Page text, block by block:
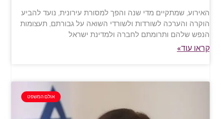
האירוע, שמתקיים מדי שנה והפך למסורת עירונית, נועד להביע
הוקרה והערכה לשורדות ולשורדי השואה על גבורתם, תעצומות
הנפש שלהם ותרומתם לחברה ולמדינת ישראל
קראו עוד»
אולם המשפט